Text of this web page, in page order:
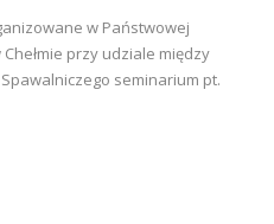
w Państwowej
przy udziale między
seminarium pt.